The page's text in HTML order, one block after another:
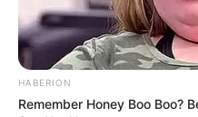
HABERION
Remember Honey Boo Boo?